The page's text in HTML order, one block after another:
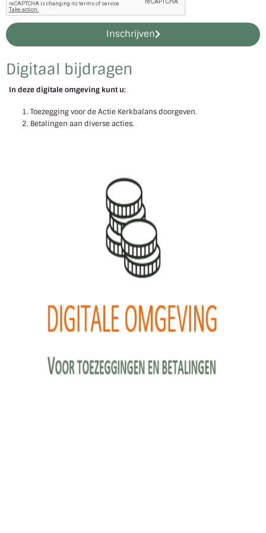
Digitaal bijdragen
In deze digitale omgeving kunt u:
Toezegging voor de Actie Kerkbalans doorgeven.
Betalingen aan diverse acties.
Inschrijven